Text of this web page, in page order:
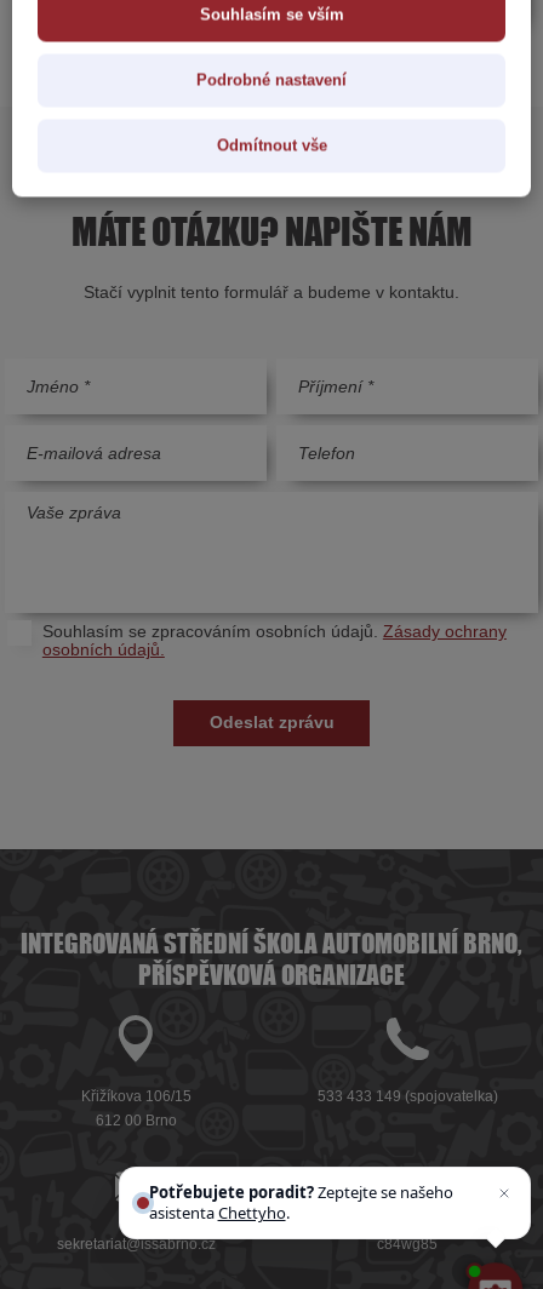
MÁTE OTÁZKU? NAPIŠTE NÁM
Stačí vyplnit tento formulář a budeme v kontaktu.
Souhlasím se zpracováním osobních údajů. Zásady ochrany
osobních údajů.
INTEGROVANÁ STŘEDNÍ ŠKOLA AUTOMOBILNÍ BRNO,
PŘÍSPĚVKOVÁ ORGANIZACE
Křižíkova 106/15
612 00 Brno
533 433 149 (spojovatelka)
sekretariat@issabrno.cz c84wg85
Souhlasím se vším
Podrobné nastavení
Odmítnout vše
Potřebujete poradit?Zeptejte se našeho
asistentaChettyho.